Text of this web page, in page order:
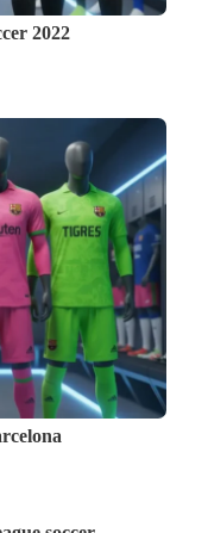
2022